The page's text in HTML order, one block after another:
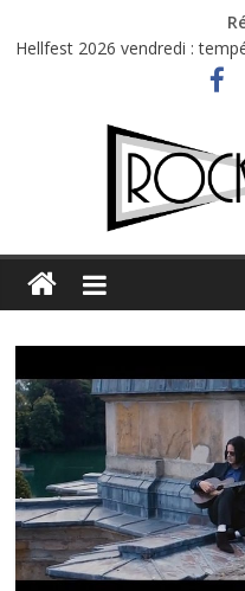
Hellfest 2026 vendredi :
Hellfest 2026 jeudi :
Première édition du Midgard
Charlie Puth à l’Olympia : la
Jon Spencer & the